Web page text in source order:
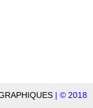
| © 2018